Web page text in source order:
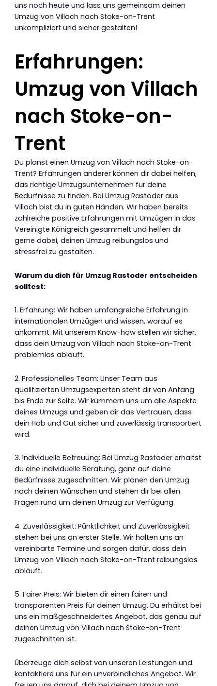
uns noch heute und lass uns gemeinsam deinen
Umzug von Villach nach Stoke-on-Trent
unkompliziert und sicher gestalten!
Erfahrungen:
Umzug von Villach
nach Stoke-on-
Trent
Du planst einen Umzug von Villach nach Stoke-on-
Trent? Erfahrungen anderer können dir dabei helfen,
das richtige Umzugsunternehmen für deine
Bedürfnisse zu finden. Bei Umzug Rastoder aus
Villach bist du in guten Händen. Wir haben bereits
zahlreiche positive Erfahrungen mit Umzügen in das
Vereinigte Königreich gesammelt und helfen dir
gerne dabei, deinen Umzug reibungslos und
stressfrei zu gestalten.
Warum du dich für Umzug Rastoder entscheiden
solltest:
1. Erfahrung: Wir haben umfangreiche Erfahrung in
internationalen Umzügen und wissen, worauf es
ankommt. Mit unserem Know-how stellen wir sicher,
dass dein Umzug von Villach nach Stoke-on-Trent
problemlos abläuft.
2. Professionelles Team: Unser Team aus
qualifizierten Umzugsexperten steht dir von Anfang
bis Ende zur Seite. Wir kümmern uns um alle Aspekte
deines Umzugs und geben dir das Vertrauen, dass
dein Hab und Gut sicher und zuverlässig transportiert
wird.
3. Individuelle Betreuung: Bei Umzug Rastoder erhältst
du eine individuelle Beratung, ganz auf deine
Bedürfnisse zugeschnitten. Wir planen den Umzug
nach deinen Wünschen und stehen dir bei allen
Fragen rund um deinen Umzug zur Verfügung.
4. Zuverlässigkeit: Pünktlichkeit und Zuverlässigkeit
stehen bei uns an erster Stelle. Wir halten uns an
vereinbarte Termine und sorgen dafür, dass dein
Umzug von Villach nach Stoke-on-Trent reibungslos
abläuft.
5. Fairer Preis: Wir bieten dir einen fairen und
transparenten Preis für deinen Umzug. Du erhältst bei
uns ein maßgeschneidertes Angebot, das genau auf
deinen Umzug von Villach nach Stoke-on-Trent
zugeschnitten ist.
Überzeuge dich selbst von unseren Leistungen und
kontaktiere uns für ein unverbindliches Angebot. Wir